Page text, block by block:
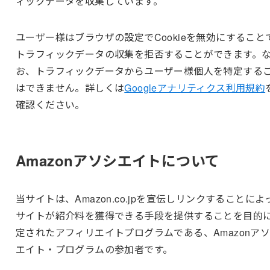
ユーザー様はブラウザの設定でCookieを無効にすること
トラフィックデータの収集を拒否することができます。
お、トラフィックデータからユーザー様個人を特定する
はできません。詳しくはGoogleアナリティクス利用規約
確認ください。
Amazonアソシエイトについて
当サイトは、Amazon.co.jpを宣伝しリンクすることによ
サイトが紹介料を獲得できる手段を提供することを目的
定されたアフィリエイトプログラムである、Amazonア
エイト・プログラムの参加者です。